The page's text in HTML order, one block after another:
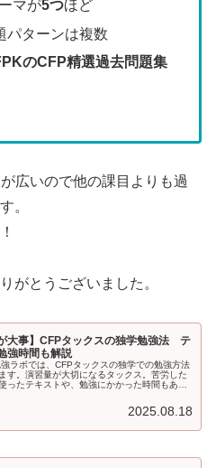
マが5つほど
パターンは複数
のCFP精選過去問題集
広いので他の課目よりも過
。
がとうございました。
が大事】CFPタックスの独学勉強法 テ
強時間も解説
ラボでは、CFPタックスの独学での勉強方法
す。演習量が大切になるタックス。苦労した
ったテキストや、勉強にかかった時間もあわ
2025.08.18